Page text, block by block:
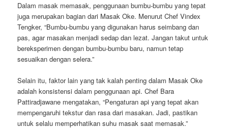
Dalam masak memasak, penggunaan bumbu-bumbu yang tepat
juga merupakan bagian dari Masak Oke. Menurut Chef Vindex
Tengker, “Bumbu-bumbu yang digunakan harus seimbang dan
pas, agar masakan menjadi sedap dan lezat. Jangan takut untuk
bereksperimen dengan bumbu-bumbu baru, namun tetap
sesuaikan dengan selera.”
Selain itu, faktor lain yang tak kalah penting dalam Masak Oke
adalah konsistensi dalam penggunaan api. Chef Bara
Pattiradjawane mengatakan, “Pengaturan api yang tepat akan
mempengaruhi tekstur dan rasa dari masakan. Jadi, pastikan
untuk selalu memperhatikan suhu masak saat memasak.”